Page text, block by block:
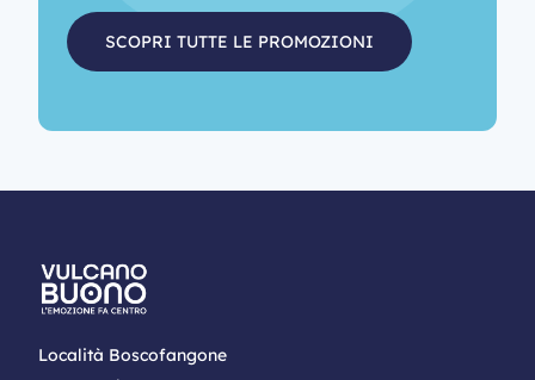
SCOPRI TUTTE LE PROMOZIONI
Località Boscofangone